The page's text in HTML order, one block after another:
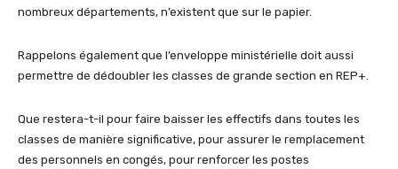
nombreux départements, n’existent que sur le papier.
Rappelons également que l’enveloppe ministérielle doit aussi
permettre de dédoubler les classes de grande section en REP+.
Que restera-t-il pour faire baisser les effectifs dans toutes les
classes de manière significative, pour assurer le remplacement
des personnels en congés, pour renforcer les postes